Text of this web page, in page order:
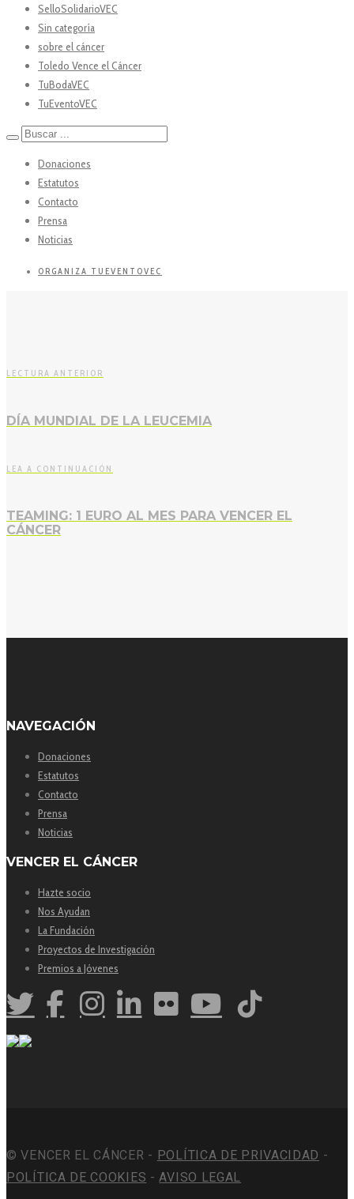
SelloSolidarioVEC
Sin categoría
sobre el cáncer
Toledo Vence el Cáncer
TuBodaVEC
TuEventoVEC
Donaciones
Estatutos
Contacto
Prensa
Noticias
ORGANIZA TUEVENTOVEC
LECTURA ANTERIOR
DÍA MUNDIAL DE LA LEUCEMIA
LEA A CONTINUACIÓN
TEAMING: 1 EURO AL MES PARA VENCER EL
CÁNCER
NAVEGACIÓN
Donaciones
Estatutos
Contacto
Prensa
Noticias
VENCER EL CÁNCER
Hazte socio
Nos Ayudan
La Fundación
Proyectos de Investigación
Premios a Jóvenes
© VENCER EL CÁNCER - POLÍTICA DE PRIVACIDAD -
POLÍTICA DE COOKIES -AVISO LEGAL